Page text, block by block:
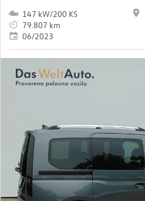
147 kW/200 KS
79.807 km
06/2023